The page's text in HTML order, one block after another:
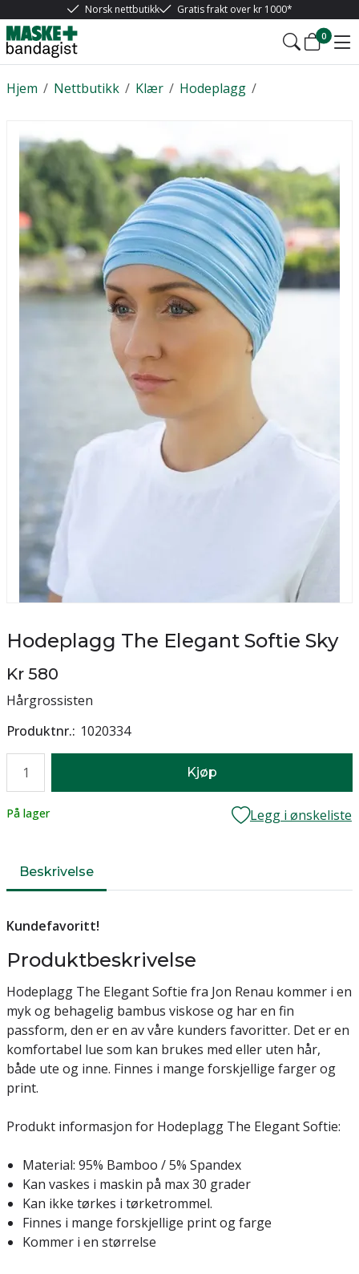
Norsk nettbutikk Gratis frakt over kr 1000*
0
/
Hjem /
Nettbutikk /
Klær /
Hodeplagg
Hodeplagg The Elegant Softie Sky
Kr 580
Hårgrossisten
Produktnr. 1020334
Kjøp
Lager
På lager Legg i ønskeliste
Beskrivelse
Kundefavoritt!
Produktbeskrivelse
Hodeplagg The Elegant Softie fra Jon Renau kommer i en
myk og behagelig bambus viskose og har en fin
passform, den er en av våre kunders favoritter. Det er en
komfortabel lue som kan brukes med eller uten hår,
både ute og inne. Finnes i mange forskjellige farger og
print.
Produkt informasjon for Hodeplagg The Elegant Softie:
Material: 95% Bamboo / 5% Spandex
Kan vaskes i maskin på max 30 grader
Kan ikke tørkes i tørketrommel.
Finnes i mange forskjellige print og farge
Kommer i en størrelse